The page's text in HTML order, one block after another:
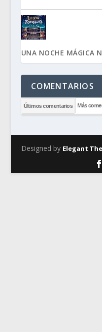
UNA NOCHE MÁGICA
COMENTARIOS
Últimos comentarios Más
Designed by Elegant